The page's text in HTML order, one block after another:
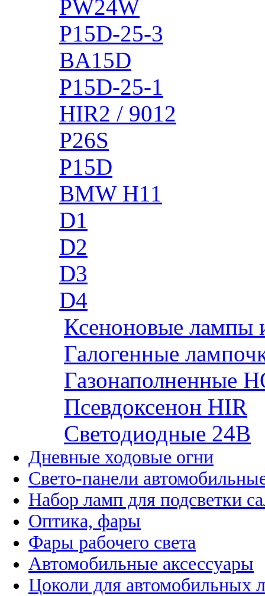
PW24W
P15D-25-3
BA15D
P15D-25-1
HIR2 / 9012
P26S
P15D
BMW H11
D1
D2
D3
D4
Ксеноновые лампы
Галогенные
Газонаполненные
Псевдоксенон HIR
Cветодиодные 24B
Дневные ходовые огни
Свето-панели
Набор ламп для подсветки
Оптика, фары
Фары рабочего света
Автомобильные аксессуары
Цоколи для автомобильных